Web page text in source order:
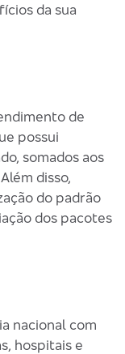
da sua
de
possui
somados aos
disso,
do padrão
dos pacotes
nacional com
hospitais e